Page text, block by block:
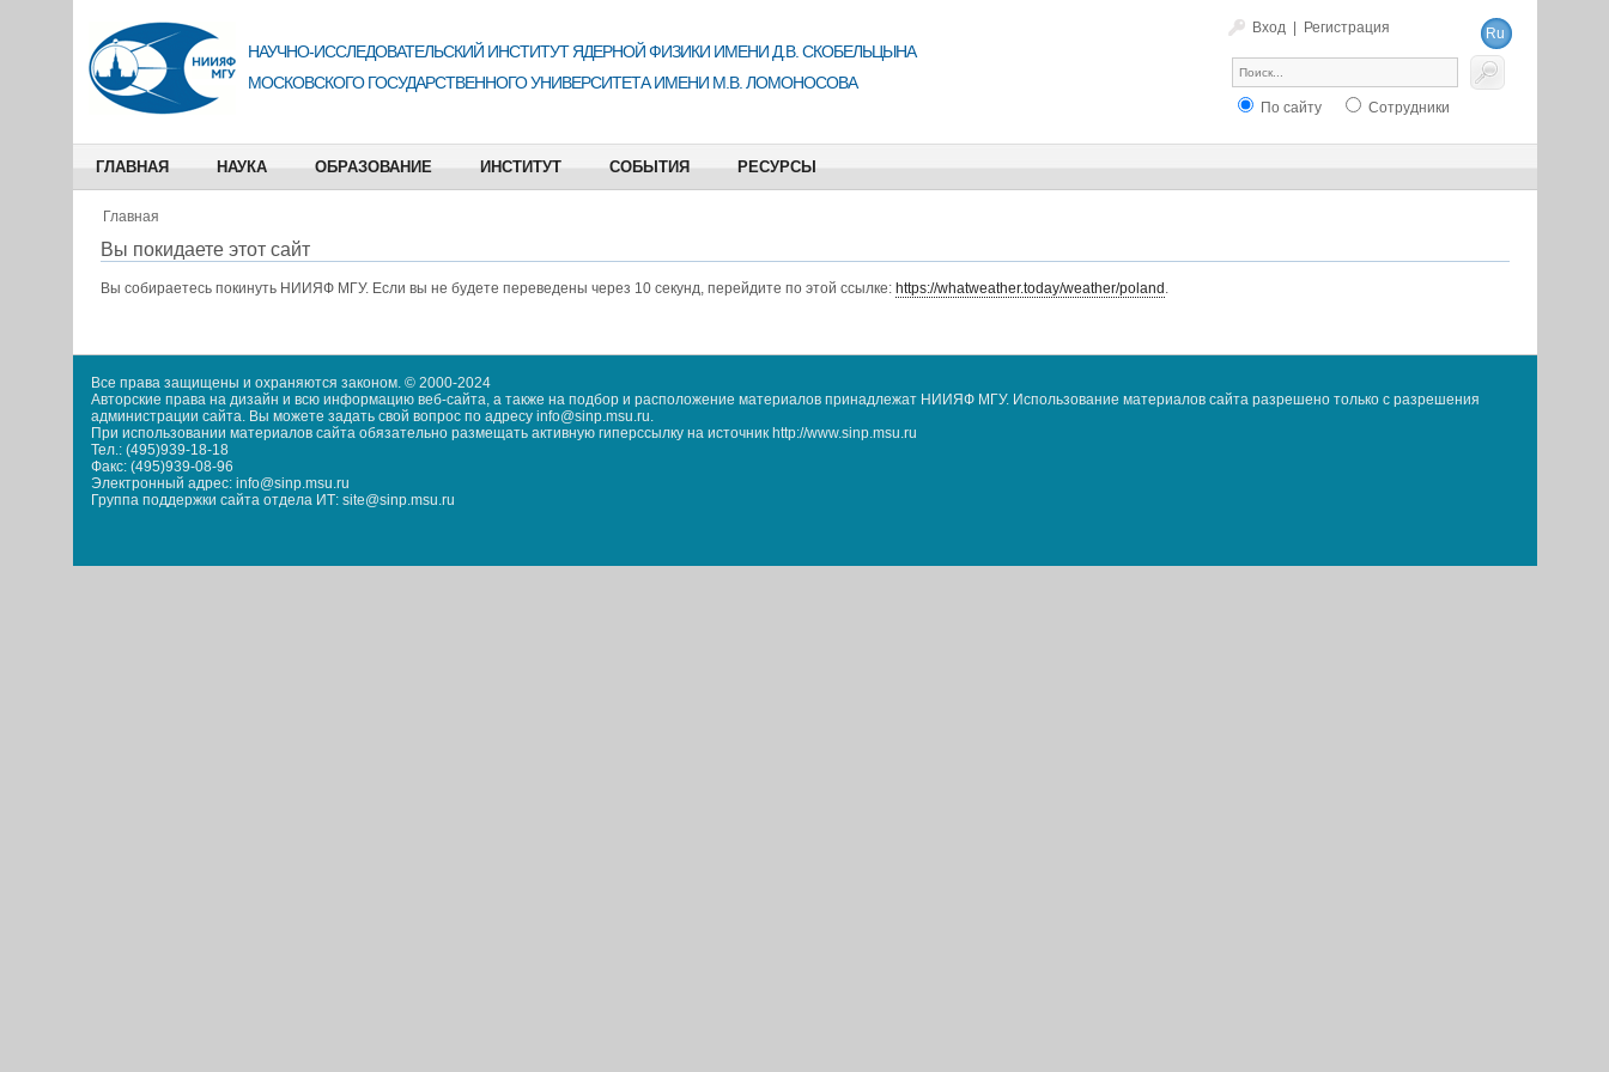
Вход Регистрация
Ru
En
НАУЧНО-ИССЛЕДОВАТЕЛЬСКИЙ ИНСТИТУТ ЯДЕРНОЙ ФИЗИКИ ИМЕНИ Д.В. СКОБЕЛЬЦЫНА
МОСКОВСКОГО ГОСУДАРСТВЕННОГО УНИВЕРСИТЕТА ИМЕНИ М.В. ЛОМОНОСОВА
По сайту Сотрудники
ГЛАВНАЯ НАУКА ОБРАЗОВАНИЕ ИНСТИТУТ СОБЫТИЯ РЕСУРСЫ
Главная
Вы покидаете этот сайт
Вы собираетесь покинуть НИИЯФ МГУ. Если вы не будете переведены через 10 секунд, перейдите по этой ссылке: https://whatweather.today/weather/poland .
Все права защищены и охраняются законом. © 2000-2024
Авторские права на дизайн и всю информацию веб-сайта, а также на подбор и расположение материалов принадлежат НИИЯФ МГУ. Использование материалов сайта разрешено только с разрешения
администрации сайта. Вы можете задать свой вопрос по адресу info@sinp.msu.ru.
При использовании материалов сайта обязательно размещать активную гиперссылку на источник http://www.sinp.msu.ru
Тел.: (495)939-18-18
Факс: (495)939-08-96
Электронный адрес: info@sinp.msu.ru
Группа поддержки сайта отдела ИТ: site@sinp.msu.ru